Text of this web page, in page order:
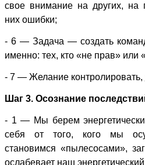
свое внимание на других, на
них ошибки;
- 6 — Задача — создать
именно: тех, кто «не прав» или
- 7 — Желание контролировать,
Шаг 3. Осознание
- 1 — Мы берем
себя от того, кого мы
становимся «пылесосами»,
ослабевает наш